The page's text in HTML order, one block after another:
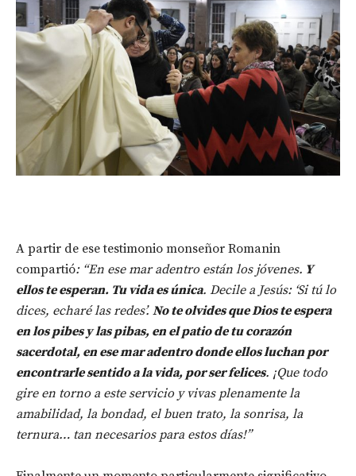
A partir de ese testimonio monseñor Romanin
compartió: “En ese mar adentro están los jóvenes. Y
ellos te esperan. Tu vida es única. Decile a Jesús: ‘Si tú lo
dices, echaré las redes’. No te olvides que Dios te espera
en los pibes y las pibas, en el patio de tu corazón
sacerdotal, en ese mar adentro donde ellos luchan por
encontrarle sentido a la vida, por ser felices. ¡Que todo
gire en torno a este servicio y vivas plenamente la
amabilidad, la bondad, el buen trato, la sonrisa, la
ternura… tan necesarios para estos días!”